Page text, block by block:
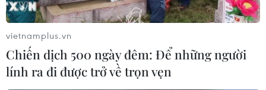
vietnamplus.vn
Chiến dịch 500 ngày đêm: Để những người
lính ra đi được trở về trọn vẹn